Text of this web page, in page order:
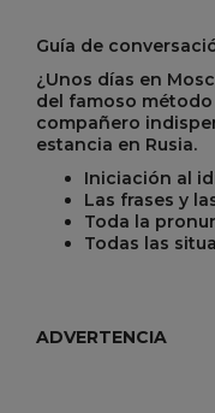
Guía de
¿Unos días en
del famoso
compañero
estancia en Rusia.
Iniciación al
Las frases y
Toda la
Todas las
ADVERTENCIA